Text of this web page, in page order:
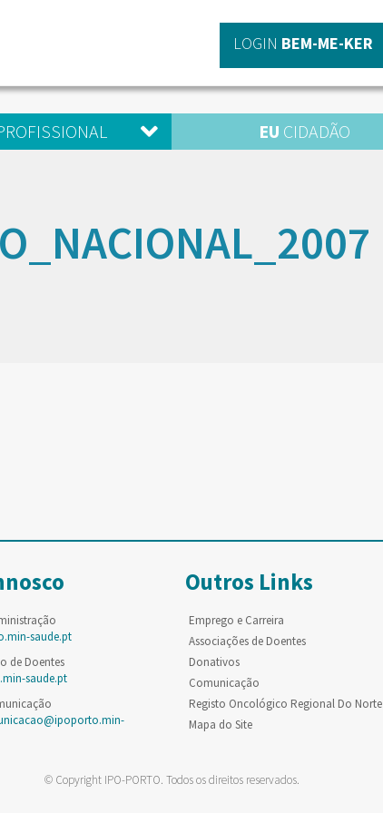
LOGIN BEM-ME-KER
EU CIDADÃO
saude.pt
de Doentes
saude.pt
Outros Links
Emprego e Carreira
Associações de Doentes
Donativos
Comunicação
Registo Oncológico Regional Do Norte
Mapa do Site
© Copyright IPO-PORTO. Todos os direitos reservados.